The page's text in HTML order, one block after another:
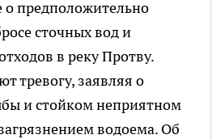
о предположительно
сточных вод и
в реку Протву.
тревогу, заявляя о
и стойком неприятном
водоема. Об